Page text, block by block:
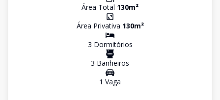
Área Total 130m²
Área Privativa 130m²
3 Dormitórios
3 Banheiros
1 Vaga